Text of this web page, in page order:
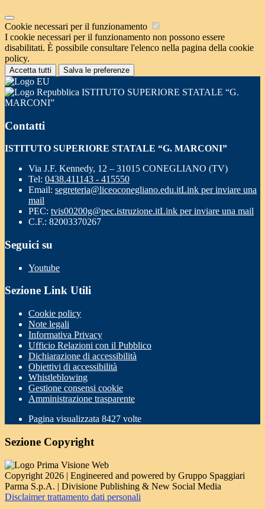
Cookie necessari per il funzionamento
I cookie necessari per il funzionamento non possono essere
disabilitati. È possibile consultare l'elenco nella pagina della cookie
policy.
Accetta tutti Salva le preferenze
ISTITUTO SUPERIORE STATALE “G.
MARCONI”
Contatti
ISTITUTO SUPERIORE STATALE “G. MARCONI”
Via J.F. Kennedy, 12 – 31015 CONEGLIANO (TV)
Tel: 0438.411143 - 415550
Email: segreteria@liceoconegliano.edu.itLink per inviare una
mail
PEC: tvis00200g@pec.istruzione.itLink per inviare una mail
C.F.: 82003370267
Seguici su
Youtube
Sezione Link Utili
Cookie policy
Note legali
Informativa Privacy
Ufficio Relazioni con il Pubblico
Dichiarazione di accessibilità
Obiettivi di accessibilità
Whistleblowing
Gestione consensi cookie
Amministrazione trasparente
Pagina visualizzata 8427 volte
Sezione Copyright
Copyright 2026 | Engineered and powered by Gruppo Spaggiari
Parma S.p.A. | Divisione Publishing & New Social Media
Disclaimer trattamento dati personali